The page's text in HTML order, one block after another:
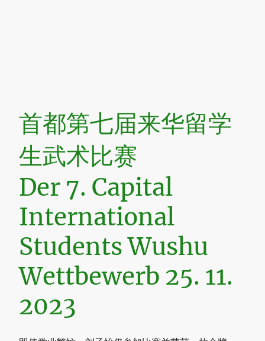
首都第七届来华留学
生武术比赛
Der 7. Capital
International
Students Wushu
Wettbewerb 25. 11.
2023